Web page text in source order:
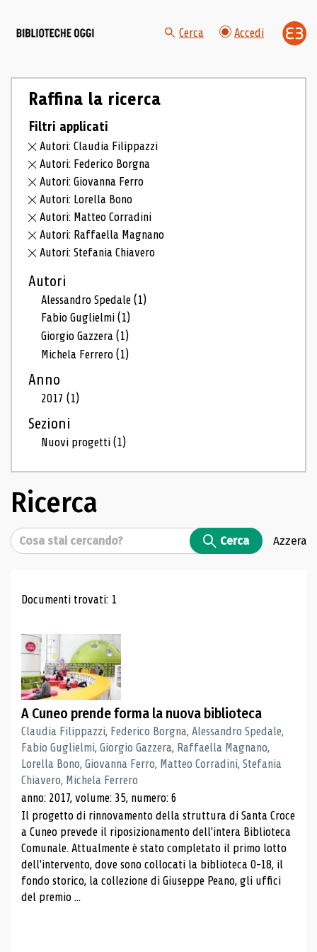
Cerca Accedi
Raffina la ricerca
Filtri applicati
Autori: Claudia Filippazzi
Autori: Federico Borgna
Autori: Giovanna Ferro
Autori: Lorella Bono
Autori: Matteo Corradini
Autori: Raffaella Magnano
Autori: Stefania Chiavero
Autori
Alessandro Spedale(1)
Fabio Guglielmi(1)
Giorgio Gazzera(1)
Michela Ferrero(1)
Anno
2017(1)
Sezioni
Nuovi progetti(1)
Ricerca
Cerca Cerca Azzera
Risultati di ricerca
Documenti trovati: 1
A Cuneo prende forma la nuova biblioteca
Claudia Filippazzi, Federico Borgna, Alessandro Spedale,
Fabio Guglielmi, Giorgio Gazzera, Raffaella Magnano,
Lorella Bono, Giovanna Ferro, Matteo Corradini, Stefania
Chiavero, Michela Ferrero
anno: 2017, volume: 35, numero: 6
Il progetto di rinnovamento della struttura di Santa Croce
a Cuneo prevede il riposizionamento dell'intera Biblioteca
Comunale. Attualmente è stato completato il primo lotto
dell'intervento, dove sono collocati la biblioteca 0-18, il
fondo storico, la collezione di Giuseppe Peano, gli uffici
del premio ...